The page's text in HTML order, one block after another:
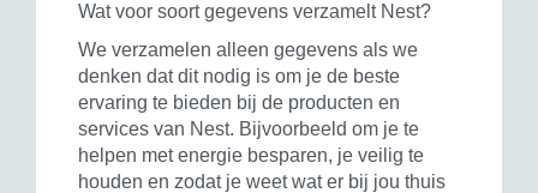
Wat voor soort gegevens verzamelt Nest?
We verzamelen alleen gegevens als we
denken dat dit nodig is om je de beste
ervaring te bieden bij de producten en
services van Nest. Bijvoorbeeld om je te
helpen met energie besparen, je veilig te
houden en zodat je weet wat er bij jou thuis